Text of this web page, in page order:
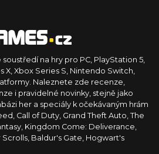
na hry pro PC, PlayStation 5,
X, Xbox Series S, Nintendo Switch,
Naleznete zde recenze,
i pravidelné novinky, stejně jako
her a speciály k očekávaným hrám
Call of Duty, Grand Theft Auto, The
Kingdom Come: Deliverance,
Baldur's Gate, Hogwart's